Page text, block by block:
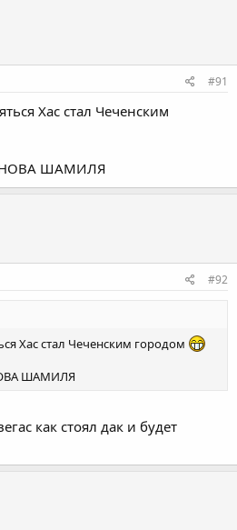
#91
Хас стал Чеченским
ШАМИЛЯ
#92
Хас стал Чеченским городом
ШАМИЛЯ
как стоял дак и будет